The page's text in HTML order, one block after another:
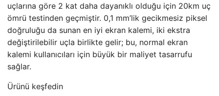
uçlarına göre 2 kat daha dayanıklı olduğu için 20km uç
ömrü testinden geçmiştir. 0,1 mm’lik gecikmesiz piksel
doğruluğu da sunan en iyi ekran kalemi, iki ekstra
değiştirilebilir uçla birlikte gelir; bu, normal ekran
kalemi kullanıcıları için büyük bir maliyet tasarrufu
sağlar.
Ürünü keşfedin